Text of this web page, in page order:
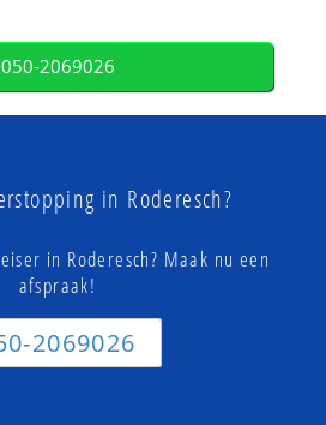
050-2069026
in Roderesch?
in Roderesch? Maak nu een
afspraak!
2069026